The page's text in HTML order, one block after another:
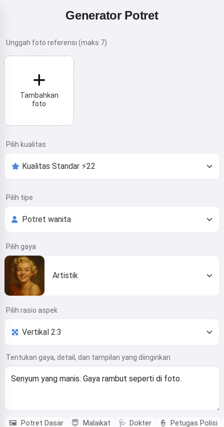
Generator Potret
Unggah foto referensi (maks 7)
Tambahkan
foto
Pilih kualitas
Pilih tipe
Pilih gaya
Artistik
Pilih rasio aspek
Tentukan gaya, detail, dan tampilan yang diinginkan
🖼️ Potret Dasar 😇 Malaikat 🩺 Dokter 👮
Petugas Polisi